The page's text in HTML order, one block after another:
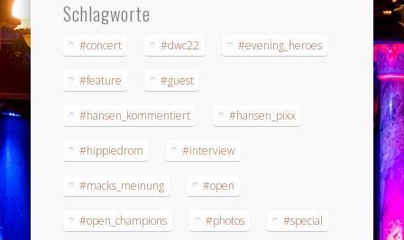
Schlagworte
#concert #dwc22 #evening_heroes
#feature #guest
#hansen_kommentiert #hansen_pixx
#hippiedrom #interview
#macks_meinung #open
#open_champions #photos #special